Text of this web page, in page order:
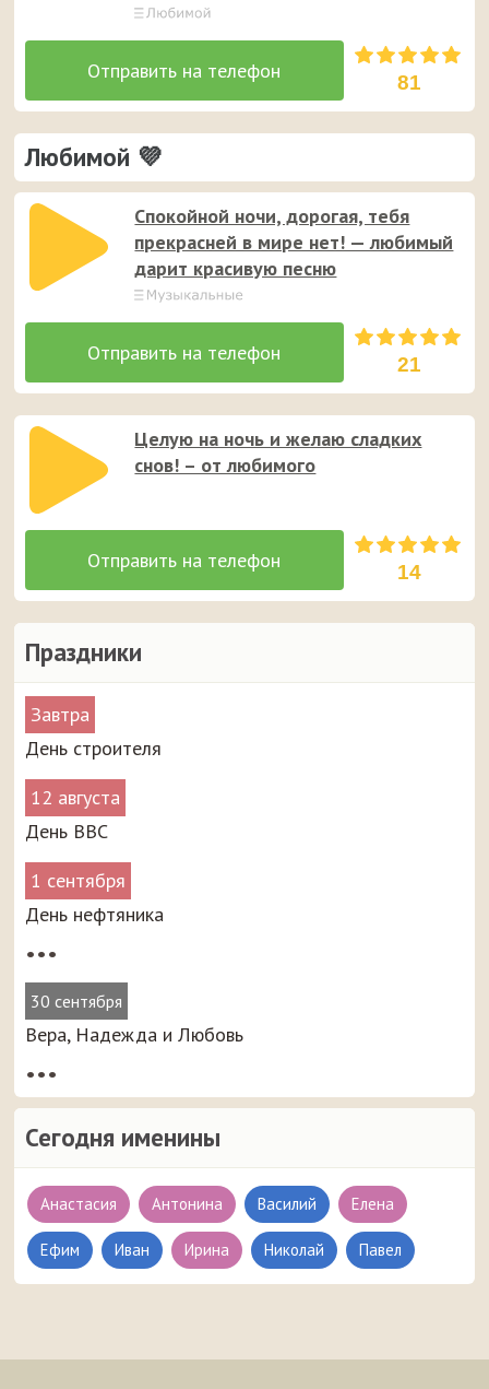
Праздники
Завтра
День строителя
12 августа
День ВВС
1 сентября
День нефтяника
•••
30 сентября
Вера, Надежда и Любовь
•••
Сегодня именины
Анастасия Антонина Василий Елена
Ефим Иван Ирина Николай Павел
81
Любимой 💜
Спокойной ночи, дорогая, тебя
прекрасней в мире нет! — любимый
дарит красивую песню
21
Целую на ночь и желаю сладких
снов! – от любимого
14